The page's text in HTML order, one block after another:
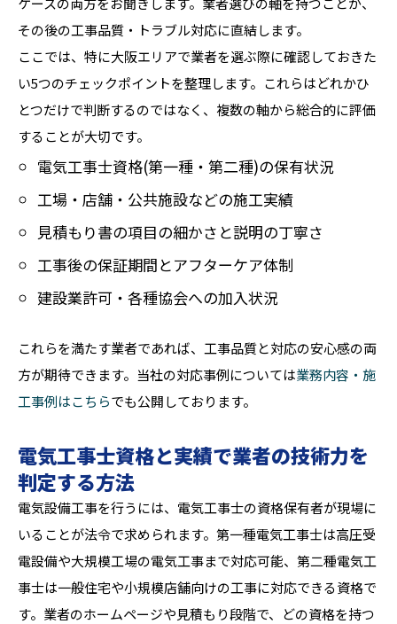
その後の工事品質・トラブル対応に直結します。
ここでは、特に大阪エリアで業者を選ぶ際に確認しておきた
い5つのチェックポイントを整理します。これらはどれかひ
とつだけで判断するのではなく、複数の軸から総合的に評価
することが大切です。
電気工事士資格(第一種・第二種)の保有状況
工場・店舗・公共施設などの施工実績
見積もり書の項目の細かさと説明の丁寧さ
工事後の保証期間とアフターケア体制
建設業許可・各種協会への加入状況
これらを満たす業者であれば、工事品質と対応の安心感の両
方が期待できます。当社の対応事例については業務内容・施
工事例はこちらでも公開しております。
電気工事士資格と実績で業者の技術力を
判定する方法
電気設備工事を行うには、電気工事士の資格保有者が現場に
いることが法令で求められます。第一種電気工事士は高圧受
電設備や大規模工場の電気工事まで対応可能、第二種電気工
事士は一般住宅や小規模店舗向けの工事に対応できる資格で
す。業者のホームページや見積もり段階で、どの資格を持つ